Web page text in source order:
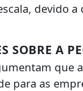
devido
SOBRE A
que
para as